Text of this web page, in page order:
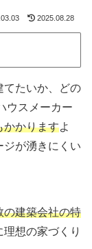
2025.08.28
てたいか、どの
ウスメーカー
かかりますよ
ジが湧きにくい
の建築会社の特
想の家づくり